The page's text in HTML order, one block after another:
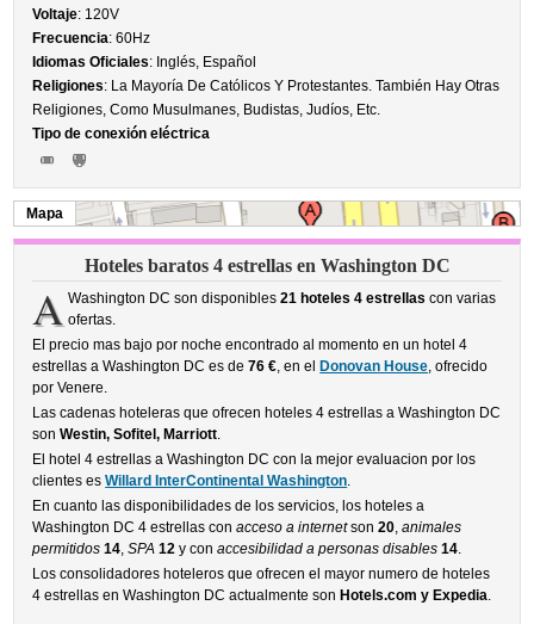
Voltaje: 120V
Frecuencia: 60Hz
Idiomas Oficiales: Inglés, Español
Religiones: La Mayoría De Católicos Y Protestantes. También Hay Otras
Religiones, Como Musulmanes, Budistas, Judíos, Etc.
Tipo de conexión eléctrica
Mapa
Hoteles baratos 4 estrellas en Washington DC
A Washington DC son disponibles 21 hoteles 4 estrellas con varias
ofertas.
El precio mas bajo por noche encontrado al momento en un hotel 4
estrellas a Washington DC es de76 €, en el Donovan House, ofrecido
por Venere.
Las cadenas hoteleras que ofrecen hoteles 4 estrellas a Washington DC
sonWestin, Sofitel, Marriott.
El hotel 4 estrellas a Washington DC con la mejor evaluacion por los
clientes esWillard InterContinental Washington.
En cuanto las disponibilidades de los servicios, los hoteles a
Washington DC 4 estrellas conacceso a internetson20,animales
permitidos 14,SPA 12 y conaccesibilidad a personas disables 14.
Los consolidadores hoteleros que ofrecen el mayor numero de hoteles
4 estrellas en Washington DC actualmente son Hotels.com y Expedia.